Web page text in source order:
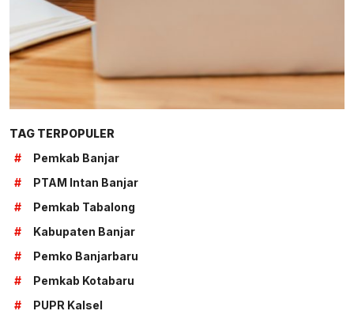
TAG TERPOPULER
#
Pemkab Banjar
#
PTAM Intan Banjar
#
Pemkab Tabalong
#
Kabupaten Banjar
#
Pemko Banjarbaru
#
Pemkab Kotabaru
#
PUPR Kalsel